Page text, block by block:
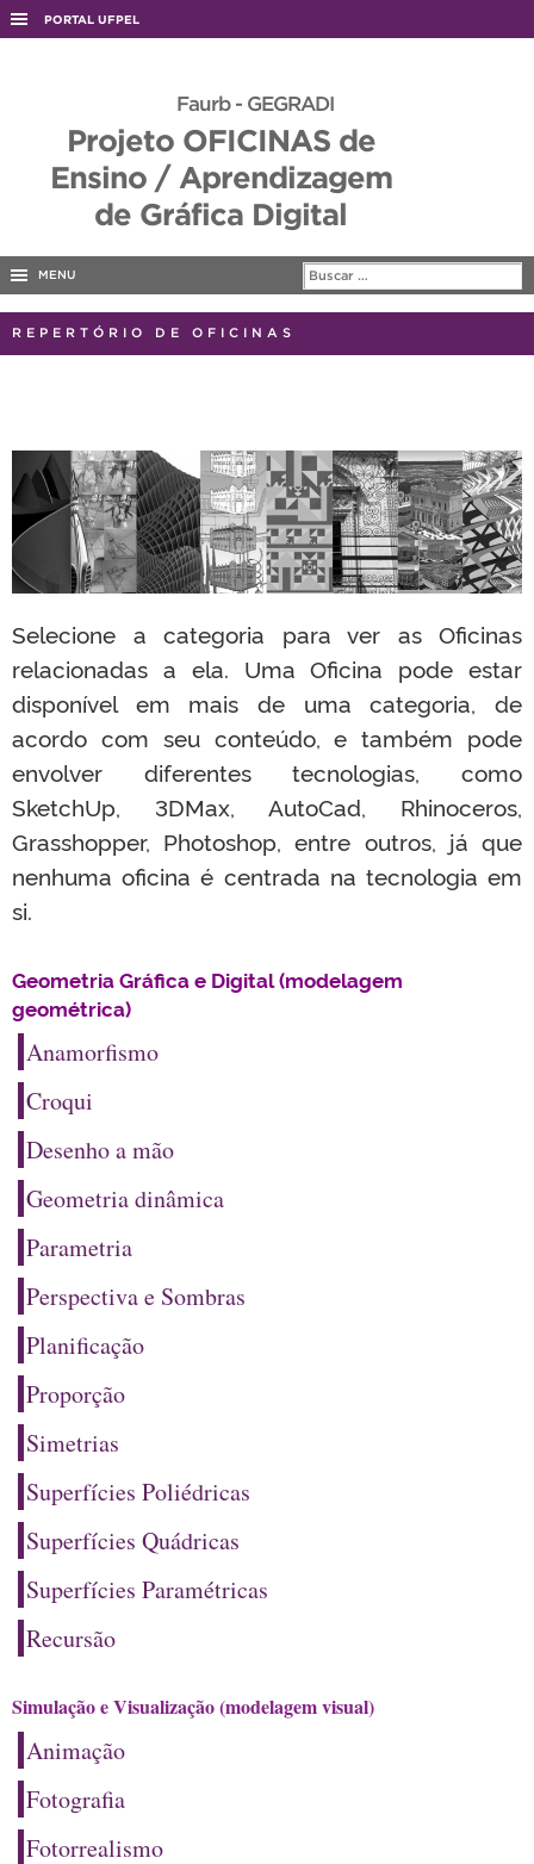
PORTAL UFPEL
COBALTO
CONCURSOS
Faurb - GEGRADI
Projeto OFICINAS de
Ensino / Aprendizagem
de Gráfica Digital
MENU
REPERTÓRIO DE OFICINAS
Selecione a categoria para ver as Oficinas
relacionadas a ela. Uma Oficina pode estar
disponível em mais de uma categoria, de
acordo com seu conteúdo, e também pode
envolver diferentes tecnologias, como
SketchUp, 3DMax, AutoCad, Rhinoceros,
Grasshopper, Photoshop, entre outros, já que
nenhuma oficina é centrada na tecnologia em
si.
Geometria Gráfica e Digital (modelagem
geométrica)
Anamorfismo
Croqui
Desenho a mão
Geometria dinâmica
Parametria
Perspectiva e Sombras
Planificação
Proporção
Simetrias
Superfícies Poliédricas
Superfícies Quádricas
Superfícies Paramétricas
Recursão
Simulação e Visualização (modelagem visual)
Animação
Fotografia
Fotorrealismo